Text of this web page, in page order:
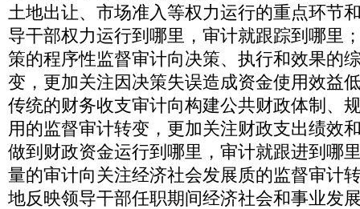
土地出让、市场准入等权力运行的重点环节
导干部权力运行到哪里，审计就跟踪到哪里
策的程序性监督审计向决策、执行和效果的
变，更加关注因决策失误造成资金使用效益
传统的财务收支审计向构建公共财政体制、
用的监督审计转变，更加关注财政支出绩效
做到财政资金运行到哪里，审计就跟进到哪
量的审计向关注经济社会发展质的监督审计
地反映领导干部任职期间经济社会和事业发